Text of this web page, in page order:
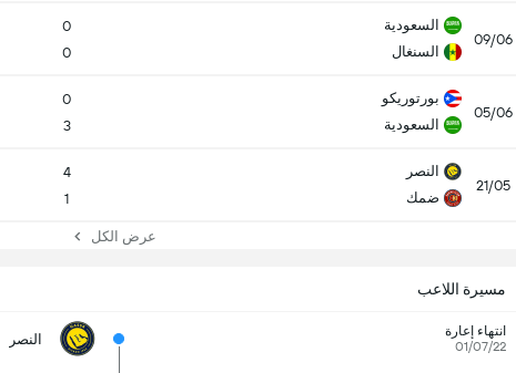
09/06
السعودية
السنغال
0
0
05/06
بورتوريكو
السعودية
0
3
21/05
النصر
ضمك
4
1
عرض الكل
مسيرة اللاعب
انتهاء إعارة
01/07/22
النصر